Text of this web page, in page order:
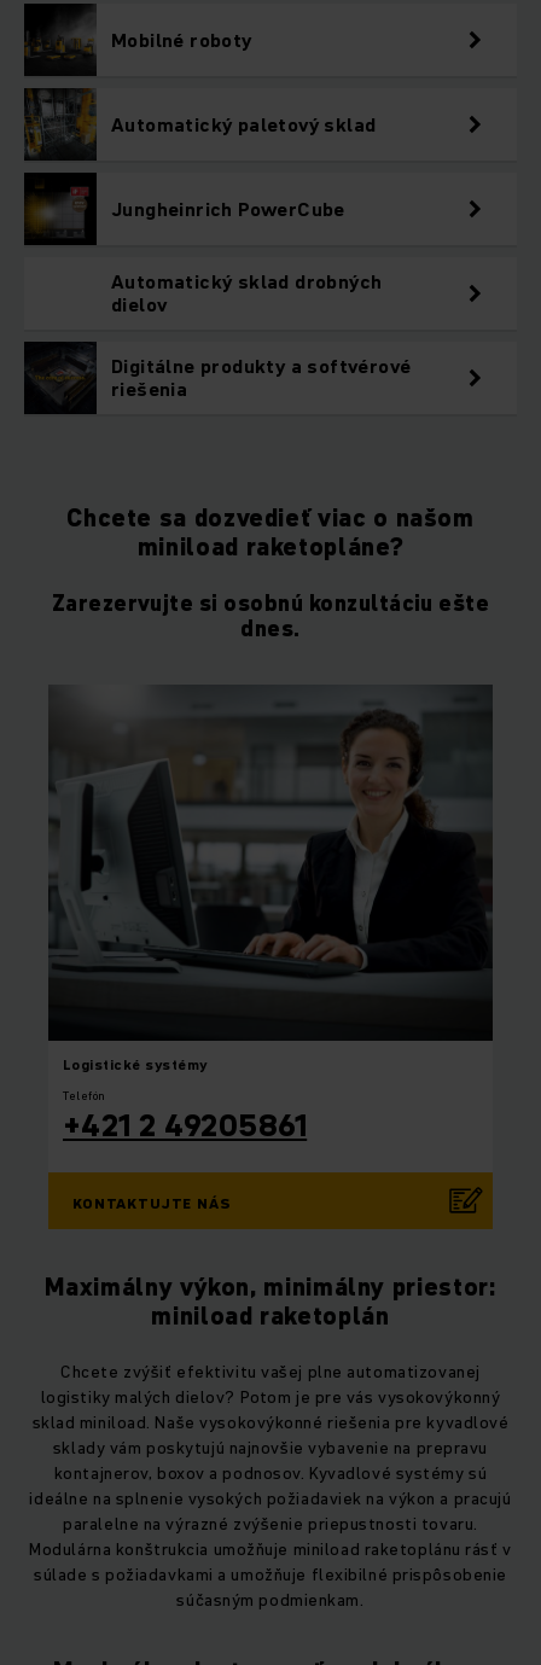
Mobilné roboty
Automatický paletový sklad
Jungheinrich PowerCube
Automatický sklad drobných
dielov
Digitálne produkty a softvérové
riešenia
Chcete sa dozvedieť viac o našom
miniload raketopláne?
Zarezervujte si osobnú konzultáciu ešte
dnes.
Logistické systémy
Telefón
+421 2 49205861
KONTAKTUJTE NÁS
Maximálny výkon, minimálny priestor:
miniload raketoplán
Chcete zvýšiť efektivitu vašej plne automatizovanej
logistiky malých dielov? Potom je pre vás vysokovýkonný
sklad miniload. Naše vysokovýkonné riešenia pre kyvadlové
sklady vám poskytujú najnovšie vybavenie na prepravu
kontajnerov, boxov a podnosov. Kyvadlové systémy sú
ideálne na splnenie vysokých požiadaviek na výkon a pracujú
paralelne na výrazné zvýšenie priepustnosti tovaru.
Modulárna konštrukcia umožňuje miniload raketoplánu rásť v
súlade s požiadavkami a umožňuje flexibilné prispôsobenie
súčasným podmienkam.